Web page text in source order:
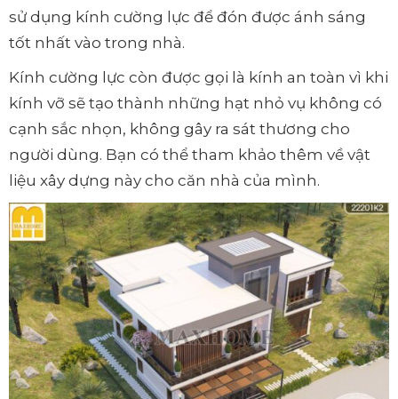
sử dụng kính cường lực để đón được ánh sáng
tốt nhất vào trong nhà.
Kính cường lực còn được gọi là kính an toàn vì khi
kính vỡ sẽ tạo thành những hạt nhỏ vụ không có
cạnh sắc nhọn, không gây ra sát thương cho
người dùng. Bạn có thể tham khảo thêm về vật
liệu xây dựng này cho căn nhà của mình.